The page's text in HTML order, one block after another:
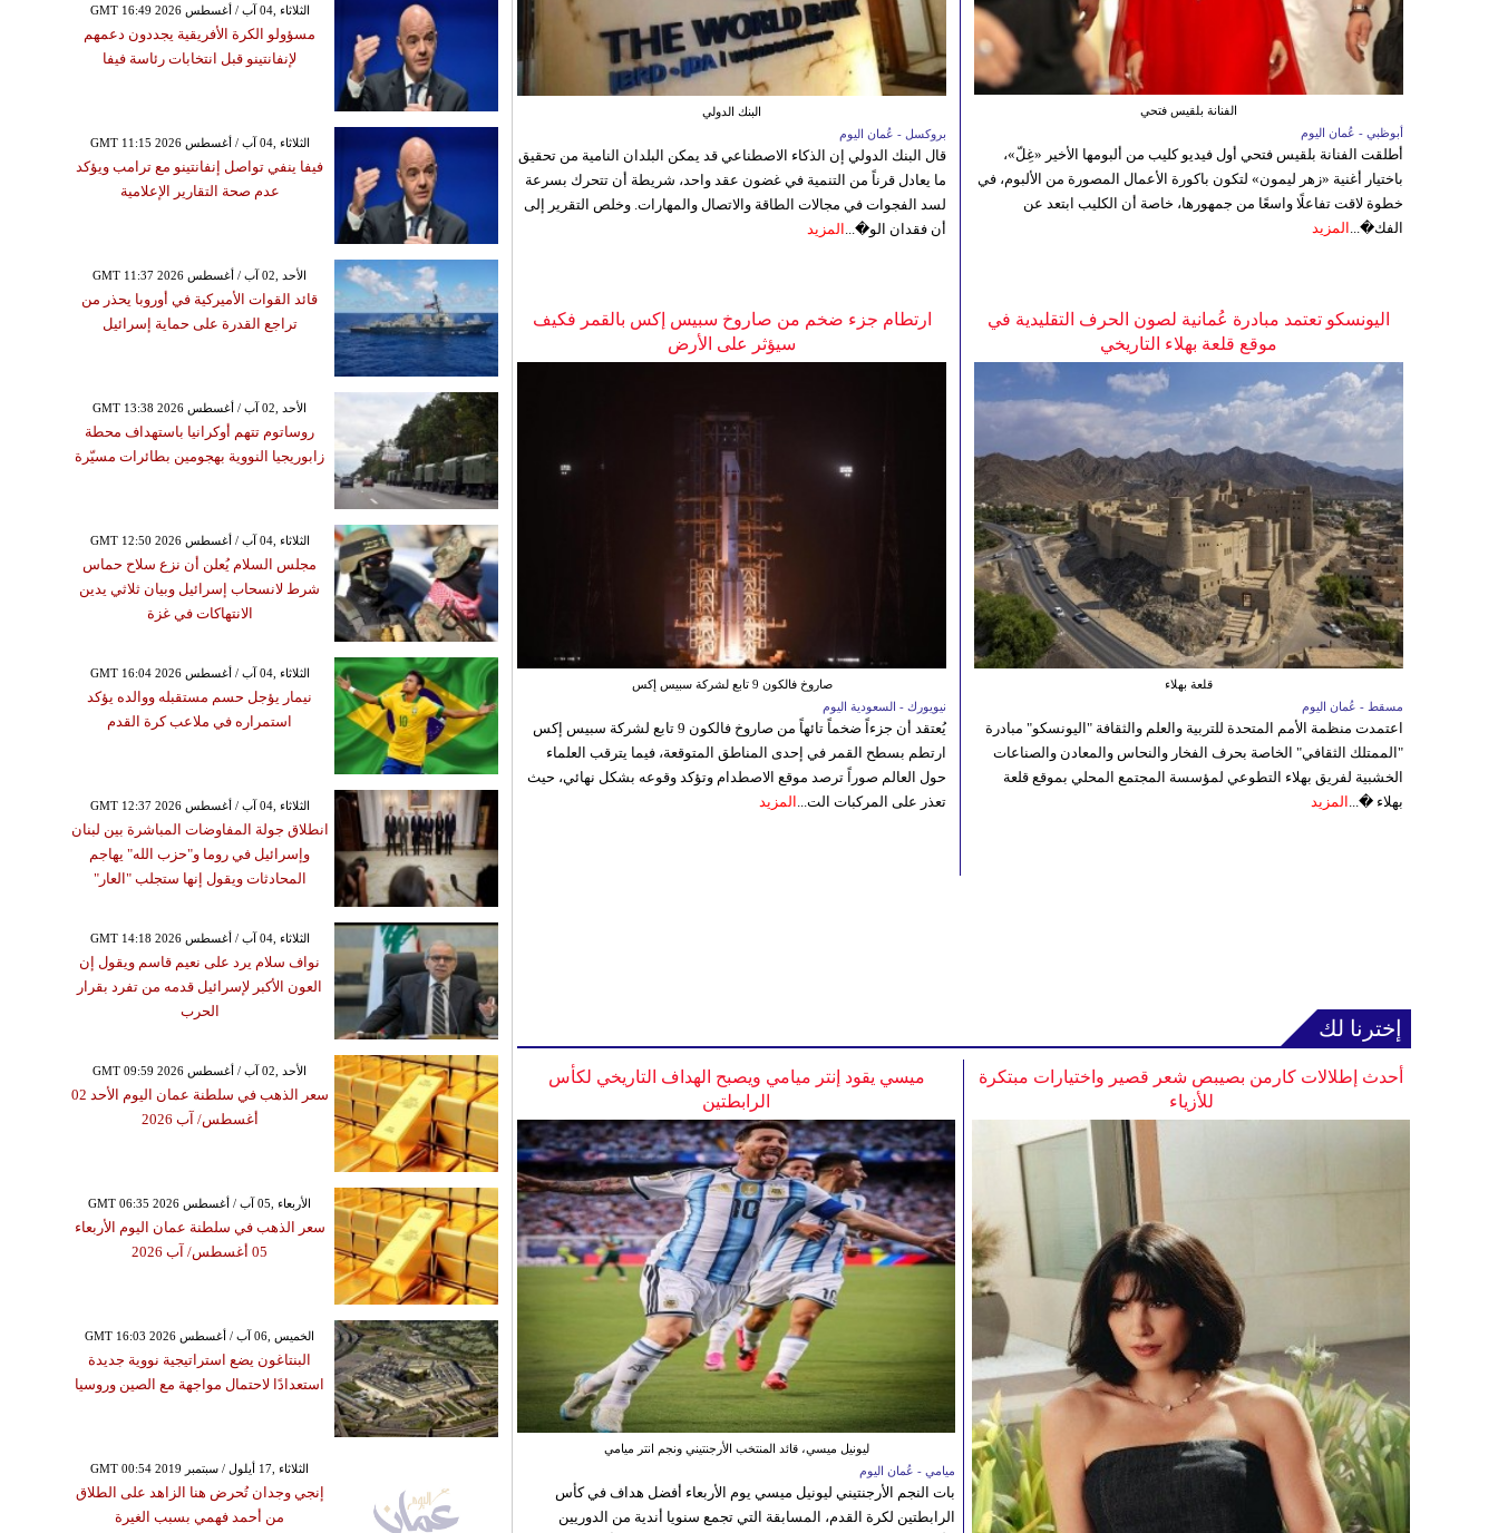
البنك الدولي
بروكسل - عُمان اليوم
قال البنك الدولي إن الذكاء الاصطناعي قد يمكن البلدان النامية من تحقيق
ما يعادل قرناً من التنمية في غضون عقد واحد، شريطة أن تتحرك بسرعة
لسد الفجوات في مجالات الطاقة والاتصال والمهارات. وخلص التقرير إلى
أن فقدان الو�... المزيد
الفنانة بلقيس فتحي
أبوظبي - عُمان اليوم
أطلقت الفنانة بلقيس فتحي أول فيديو كليب من ألبومها الأخير «غِلّ»،
باختيار أغنية «زهر ليمون» لتكون باكورة الأعمال المصورة من الألبوم، في
خطوة لاقت تفاعلًا واسعًا من جمهورها، خاصة أن الكليب ابتعد عن
الفك�... المزيد
ارتطام جزء ضخم من صاروخ سبيس إكس بالقمر فكيف
سيؤثر على الأرض
صاروخ فالكون 9 تابع لشركة سبيس إكس
نيويورك - السعودية اليوم
يُعتقد أن جزءاً ضخماً تائهاً من صاروخ فالكون 9 تابع لشركة سبيس إكس
ارتطم بسطح القمر في إحدى المناطق المتوقعة، فيما يترقب العلماء
حول العالم صوراً ترصد موقع الاصطدام وتؤكد وقوعه بشكل نهائي، حيث
تعذر على المركبات الت... المزيد
اليونسكو تعتمد مبادرة عُمانية لصون الحرف التقليدية في
موقع قلعة بهلاء التاريخي
قلعة بهلاء
مسقط - عُمان اليوم
اعتمدت منظمة الأمم المتحدة للتربية والعلم والثقافة "اليونسكو" مبادرة
"الممتلك الثقافي" الخاصة بحرف الفخار والنحاس والمعادن والصناعات
الخشبية لفريق بهلاء التطوعي لمؤسسة المجتمع المحلي بموقع قلعة
بهلاء �... المزيد
إخترنا لك
ميسي يقود إنتر ميامي ويصبح الهداف التاريخي لكأس
الرابطتين
ليونيل ميسي، قائد المنتخب الأرجنتيني ونجم انتر ميامي
ميامي - عُمان اليوم
بات النجم الأرجنتيني ليونيل ميسي يوم الأربعاء أفضل هداف في كأس
الرابطتين لكرة القدم، المسابقة التي تجمع سنويا أندية من الدوريين
أحدث إطلالات كارمن بصيبص شعر قصير واختيارات مبتكرة
للأزياء
GMT 16:49 2026 الثلاثاء ,04 آب / أغسطس
مسؤولو الكرة الأفريقية يجددون دعمهم
لإنفانتينو قبل انتخابات رئاسة فيفا
GMT 11:15 2026 الثلاثاء ,04 آب / أغسطس
فيفا ينفي تواصل إنفانتينو مع ترامب ويؤكد
عدم صحة التقارير الإعلامية
GMT 11:37 2026 الأحد ,02 آب / أغسطس
قائد القوات الأميركية في أوروبا يحذر من
تراجع القدرة على حماية إسرائيل
GMT 13:38 2026 الأحد ,02 آب / أغسطس
روساتوم تتهم أوكرانيا باستهداف محطة
زابوريجيا النووية بهجومين بطائرات مسيّرة
GMT 12:50 2026 الثلاثاء ,04 آب / أغسطس
مجلس السلام يُعلن أن نزع سلاح حماس
شرط لانسحاب إسرائيل وبيان ثلاثي يدين
الانتهاكات في غزة
GMT 16:04 2026 الثلاثاء ,04 آب / أغسطس
نيمار يؤجل حسم مستقبله ووالده يؤكد
استمراره في ملاعب كرة القدم
GMT 12:37 2026 الثلاثاء ,04 آب / أغسطس
انطلاق جولة المفاوضات المباشرة بين لبنان
وإسرائيل في روما و"حزب الله" يهاجم
المحادثات ويقول إنها ستجلب "العار"
GMT 14:18 2026 الثلاثاء ,04 آب / أغسطس
نواف سلام يرد على نعيم قاسم ويقول إن
العون الأكبر لإسرائيل قدمه من تفرد بقرار
الحرب
GMT 09:59 2026 الأحد ,02 آب / أغسطس
سعر الذهب في سلطنة عمان اليوم الأحد 02
أغسطس/ آب 2026
GMT 06:35 2026 الأربعاء ,05 آب / أغسطس
سعر الذهب في سلطنة عمان اليوم الأربعاء
05 أغسطس/ آب 2026
GMT 16:03 2026 الخميس ,06 آب / أغسطس
البنتاغون يضع استراتيجية نووية جديدة
استعدادًا لاحتمال مواجهة مع الصين وروسيا
GMT 00:54 2019 الثلاثاء ,17 أيلول / سبتمبر
إنجي وجدان تُحرض هنا الزاهد على الطلاق
من أحمد فهمي بسبب الغيرة